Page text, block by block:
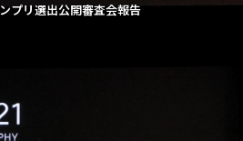
ンプリ選出公開審査会報告